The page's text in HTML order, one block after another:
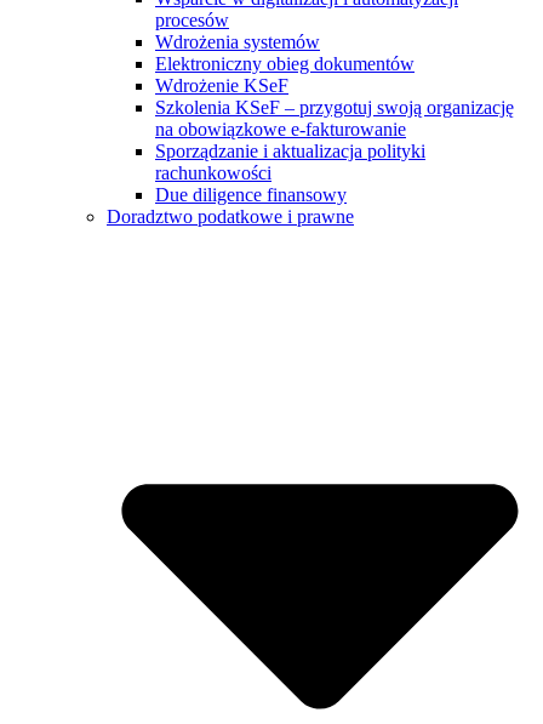
procesów
Wdrożenia systemów
Elektroniczny obieg dokumentów
Wdrożenie KSeF
Szkolenia KSeF – przygotuj swoją organizację
na obowiązkowe e-fakturowanie
Sporządzanie i aktualizacja polityki
rachunkowości
Due diligence finansowy
Doradztwo podatkowe i prawne